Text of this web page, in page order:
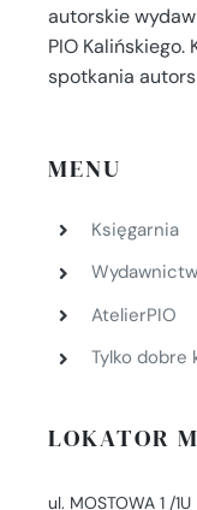
autorskie
PIO Kalińskiego.
spotkania
MENU
Księgarnia
AtelierPIO
Tylko dobre
LOKATOR
ul. MOSTOWA 1 /1U